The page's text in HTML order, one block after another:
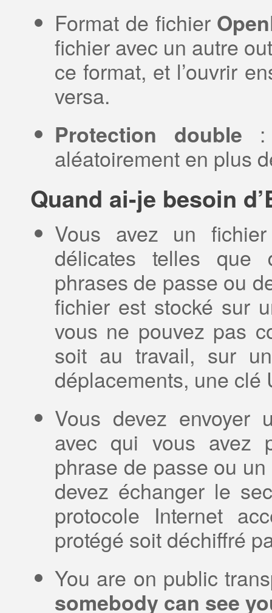
Format de fichier
fichier avec un autre
ce format, et l’ouvrir
versa.
Protection double :
aléatoirement en plus
Quand ai-je besoin
Vous avez un
délicates telles
phrases de passe ou
fichier est stocké sur
vous ne pouvez pas
soit au travail, sur
déplacements, une clé
Vous devez envoyer
avec qui vous avez
phrase de passe ou
devez échanger le
protocole Internet
protégé soit déchiffré
You are on public
somebody can see